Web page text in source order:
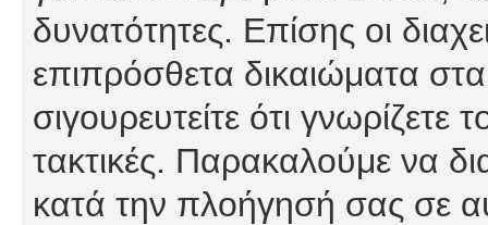
δυνατότητες. Επίσης οι
επιπρόσθετα δικαιώματα
σιγουρευτείτε ότι γνωρίζετε
τακτικές. Παρακαλούμε να
κατά την πλοήγησή σας σε